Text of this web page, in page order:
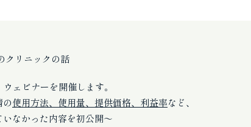
クリニックの話
ェビナーを開催します。
使用方法、使用量、提供価格、利益率など、
なかった内容を初公開～